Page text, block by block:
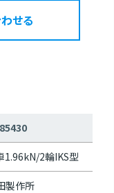
せる
1.96kN/2輪IKS型
製作所